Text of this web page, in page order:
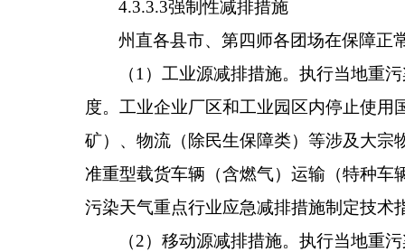
4.3.3.3强制性减排措施
州直各县市、第四师各团场在保障正
（1 ） 工业源减排措施。执行当地重
度。工业企业厂区和工业园区内停止使用
矿）、物流（除民生保障类）等涉及大宗
准重型载货车辆（含燃气）运输（特种车
污染天气重点行业应急减排措施制定技术
（2）移动源减排措施。执行当地重